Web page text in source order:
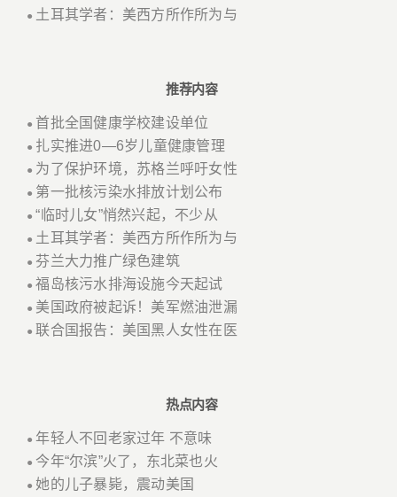
● 土耳其学者：美西方所作所为与
推荐内容
● 首批全国健康学校建设单位
● 扎实推进0—6岁儿童健康管理
● 为了保护环境，苏格兰呼吁女性
● 第一批核污染水排放计划公布
●“临时儿女”悄然兴起，不少从
● 土耳其学者：美西方所作所为与
● 芬兰大力推广绿色建筑
●福岛核污水排海设施今天起试
● 美国政府被起诉！美军燃油泄漏
●联合国报告：美国黑人女性在医
热点内容
●年轻人不回老家过年 不意味
● 今年“尔滨”火了，东北菜也火
● 她的儿子暴毙，震动美国